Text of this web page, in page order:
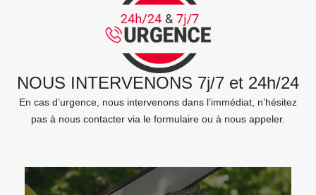
NOUS INTERVENONS 7j/7 et 24h/24
En cas d’urgence, nous intervenons dans l’immédiat, n’hésitez
pas à nous contacter via le formulaire ou à nous appeler.